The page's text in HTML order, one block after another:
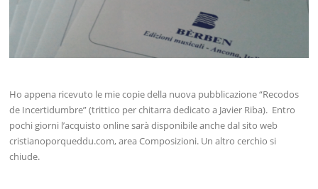
Ho appena ricevuto le mie copie della nuova pubblicazione “Recodos
de Incertidumbre” (trittico per chitarra dedicato a Javier Riba). Entro
pochi giorni l’acquisto online sarà disponibile anche dal sito web
cristianoporqueddu.com, area Composizioni. Un altro cerchio si
chiude.